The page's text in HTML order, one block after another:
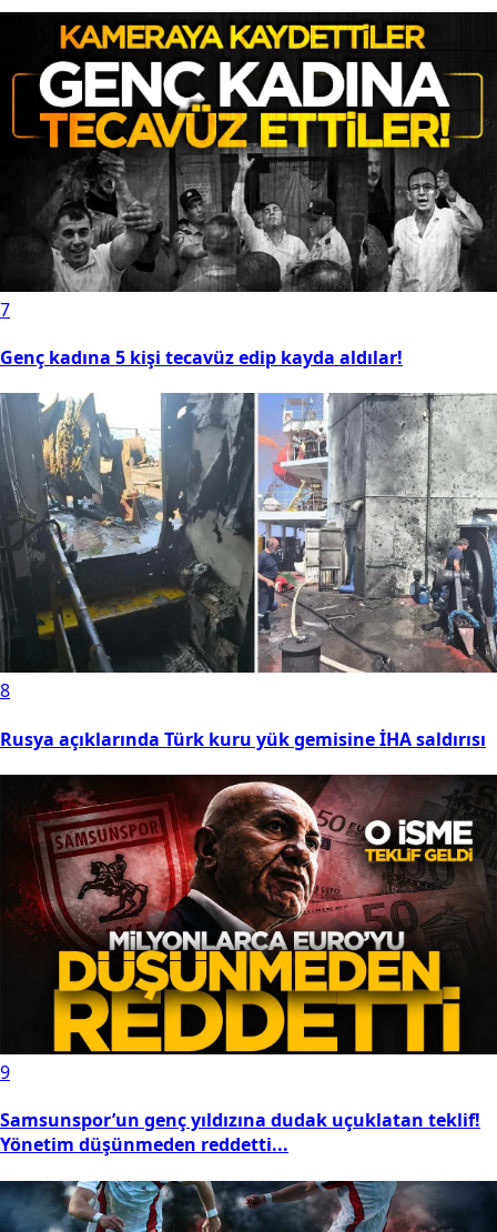
7
Genç kadına 5 kişi tecavüz edip kayda aldılar!
8
Rusya açıklarında Türk kuru yük gemisine İHA saldırısı
9
Samsunspor’un genç yıldızına dudak uçuklatan teklif!
Yönetim düşünmeden reddetti...